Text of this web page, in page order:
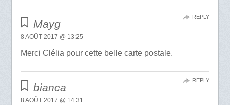
Mayg
8 AOÛT 2017 @ 13:25
Merci Clélia pour cette belle carte postale.
REPLY
bianca
8 AOÛT 2017 @ 14:31
REPLY